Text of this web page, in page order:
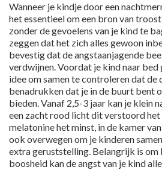
Wanneer je kindje door een
het essentieel om een bron van
zonder de gevoelens van je kind te
zeggen dat het zich alles gewoon
bevestig dat de angstaanjagende
verdwijnen. Voordat je kind naar bed
idee om samen te controleren dat de
benadrukken dat je in de buurt bent
bieden. Vanaf 2,5-3 jaar kan je klein
een zacht rood licht dit verstoord
melatonine het minst, in de kamer
ook overwegen om je kinderen
extra geruststelling. Belangrijk is om
boosheid kan de angst van je kind